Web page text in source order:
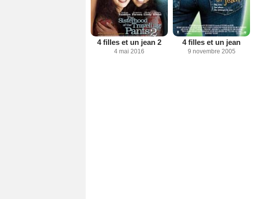
4 filles et un jean 2
4 mai 2016
4 filles et un jean
9 novembre 2005